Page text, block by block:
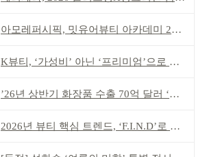
아모레퍼시픽, 밋유어뷰티 아카데미 2기 발대식
K뷰티, ‘가성비’ 아닌 ‘프리미엄’으로 승부걸어야
’26년 상반기 화장품 수출 70억 달러 ‘역대 최고’
2026년 뷰티 핵심 트렌드, ‘F.I.N.D’로 읽는다